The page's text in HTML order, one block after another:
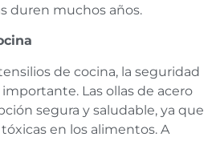
duren muchos años.
de cocina, la seguridad
Las ollas de acero
segura y saludable, ya que
en los alimentos. A